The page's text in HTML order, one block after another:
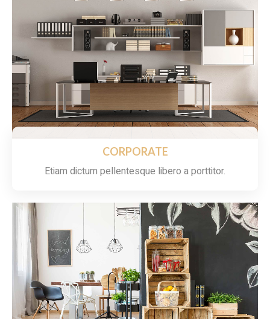
CORPORATE
Etiam dictum pellentesque libero a porttitor.